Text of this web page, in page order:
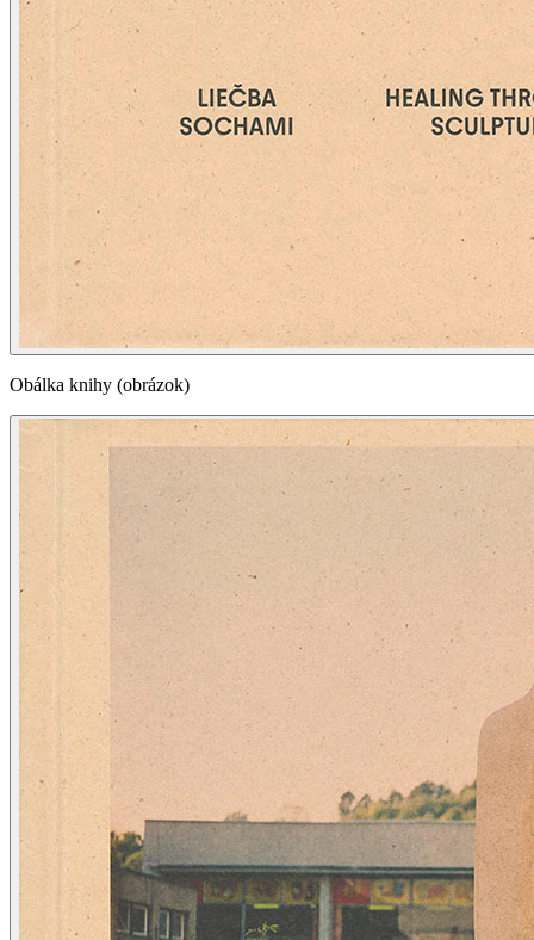
Obálka knihy (obrázok)